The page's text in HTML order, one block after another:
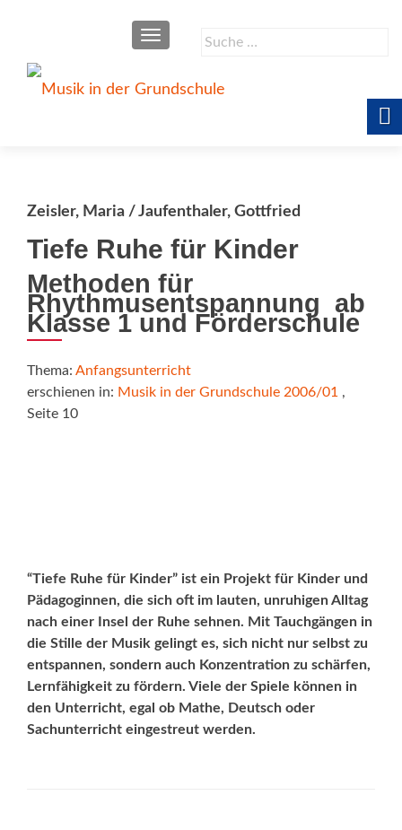
Suche
SCHALTE NAVIGATION
Zeisler, Maria / Jaufenthaler, Gottfried
Tiefe Ruhe für Kinder
Methoden für
Rhythmusentspannung  ab
Klasse 1 und Förderschule
Thema: Anfangsunterricht
erschienen in: Musik in der Grundschule 2006/01 ,
Seite 10
“Tiefe Ruhe für Kinder” ist ein Projekt für Kinder und
Pädagoginnen, die sich oft im lauten, unruhigen Alltag
nach einer Insel der Ruhe sehnen. Mit Tauchgängen in
die Stille der Musik gelingt es, sich nicht nur selbst zu
entspannen, sondern auch Konzentration zu schärfen,
Lernfähigkeit zu fördern. Viele der Spiele können in
den Unterricht, egal ob Mathe, Deutsch oder
Sachunterricht eingestreut werden.